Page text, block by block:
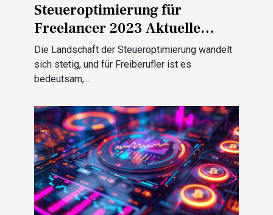
Steueroptimierung für
Freelancer 2023 Aktuelle
Strategien und Tipps
Die Landschaft der Steueroptimierung wandelt
sich stetig, und für Freiberufler ist es
bedeutsam,...